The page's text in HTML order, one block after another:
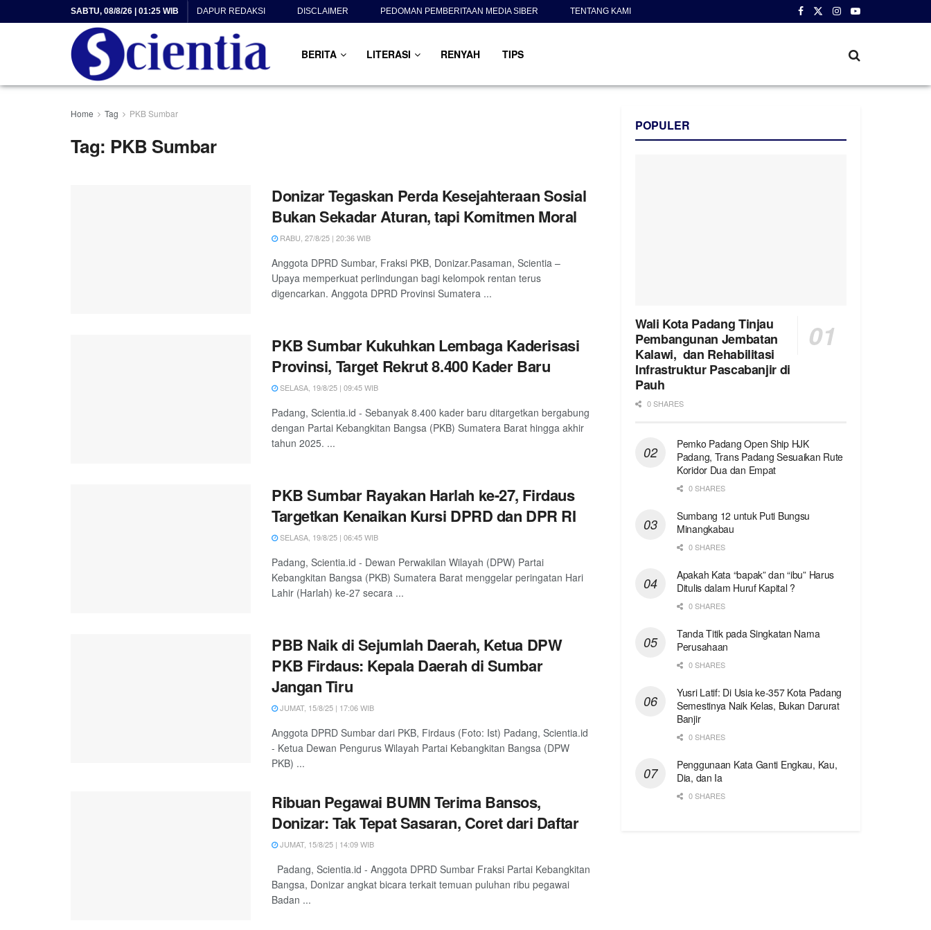
SABTU, 08/8/26 | 01:25 WIB DAPUR REDAKSI DISCLAIMER PEDOMAN PEMBERITAAN MEDIA SIBER TENTANG KAMI
BERITA LITERASI RENYAH TIPS
Home Tag PKB Sumbar
Tag: PKB Sumbar
Donizar Tegaskan Perda Kesejahteraan Sosial
Bukan Sekadar Aturan, tapi Komitmen Moral
RABU, 27/8/25 | 20:36 WIB
Anggota DPRD Sumbar, Fraksi PKB, Donizar.Pasaman, Scientia –
Upaya memperkuat perlindungan bagi kelompok rentan terus
digencarkan. Anggota DPRD Provinsi Sumatera ...
PKB Sumbar Kukuhkan Lembaga Kaderisasi
Provinsi, Target Rekrut 8.400 Kader Baru
SELASA, 19/8/25 | 09:45 WIB
Padang, Scientia.id - Sebanyak 8.400 kader baru ditargetkan bergabung
dengan Partai Kebangkitan Bangsa (PKB) Sumatera Barat hingga akhir
tahun 2025. ...
PKB Sumbar Rayakan Harlah ke-27, Firdaus
Targetkan Kenaikan Kursi DPRD dan DPR RI
SELASA, 19/8/25 | 06:45 WIB
Padang, Scientia.id - Dewan Perwakilan Wilayah (DPW) Partai
Kebangkitan Bangsa (PKB) Sumatera Barat menggelar peringatan Hari
Lahir (Harlah) ke-27 secara ...
PBB Naik di Sejumlah Daerah, Ketua DPW
PKB Firdaus: Kepala Daerah di Sumbar
Jangan Tiru
JUMAT, 15/8/25 | 17:06 WIB
Anggota DPRD Sumbar dari PKB, Firdaus (Foto: Ist) Padang, Scientia.id
- Ketua Dewan Pengurus Wilayah Partai Kebangkitan Bangsa (DPW
PKB) ...
Ribuan Pegawai BUMN Terima Bansos,
Donizar: Tak Tepat Sasaran, Coret dari Daftar
JUMAT, 15/8/25 | 14:09 WIB
Padang, Scientia.id - Anggota DPRD Sumbar Fraksi Partai Kebangkitan
Bangsa, Donizar angkat bicara terkait temuan puluhan ribu pegawai
Badan ...
POPULER
Wali Kota Padang Tinjau
Pembangunan Jembatan
Kalawi, dan Rehabilitasi
Infrastruktur Pascabanjir di
Pauh
0 SHARES
Pemko Padang Open Ship HJK
Padang, Trans Padang Sesuaikan Rute
Koridor Dua dan Empat
0 SHARES
Sumbang 12 untuk Puti Bungsu
Minangkabau
0 SHARES
Apakah Kata “bapak” dan “ibu” Harus
Ditulis dalam Huruf Kapital ?
0 SHARES
Tanda Titik pada Singkatan Nama
Perusahaan
0 SHARES
Yusri Latif: Di Usia ke-357 Kota Padang
Semestinya Naik Kelas, Bukan Darurat
Banjir
0 SHARES
Penggunaan Kata Ganti Engkau, Kau,
Dia, dan Ia
0 SHARES